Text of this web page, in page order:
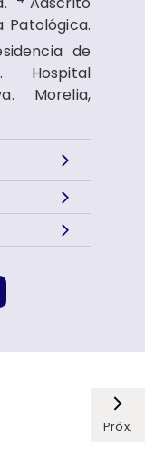
de
Hospital
Morelia,
Próx.